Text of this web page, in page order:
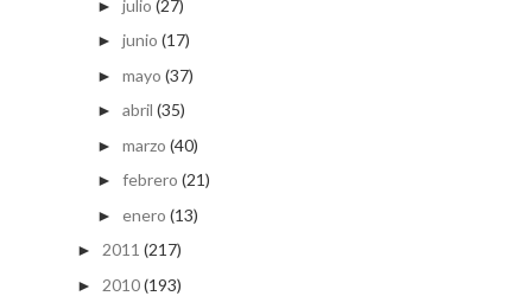
► julio (27)
► junio (17)
► mayo (37)
► abril (35)
► marzo (40)
► febrero (21)
► enero (13)
► 2011 (217)
► 2010(193)